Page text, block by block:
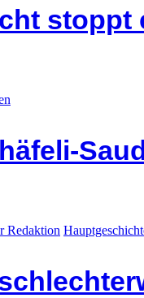
stoppt
Redaktion